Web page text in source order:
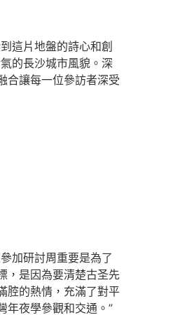
這片地盤的詩心和創
的長沙城市風貌。深
合讓每一位參訪者深受
加研討周重要是為了
，是因為要清楚古圣先
腔的熱情，充滿了對平
年夜學參觀和交通。”